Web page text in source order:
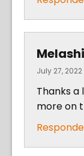
July 27, 2022
Thanks a
more on